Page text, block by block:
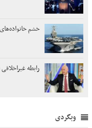
خشم خانواده‌های
رابطه غیراخلاقی
وبگردی